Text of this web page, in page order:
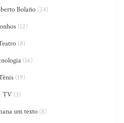
Bolaño (24)
(12)
(8)
(16)
(19)
TV (3)
um texto (8)